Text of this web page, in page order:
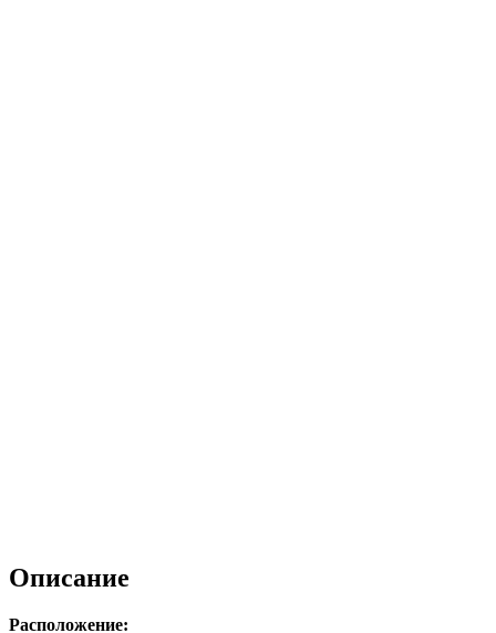
Описание
Расположение: